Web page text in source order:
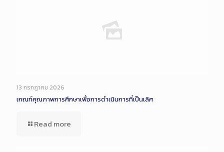
13 กรกฎาคม 2026
เกณฑ์คุณภาพการศึกษาเพื่อการดำเนินการที่เป็นเลิศ
Read more